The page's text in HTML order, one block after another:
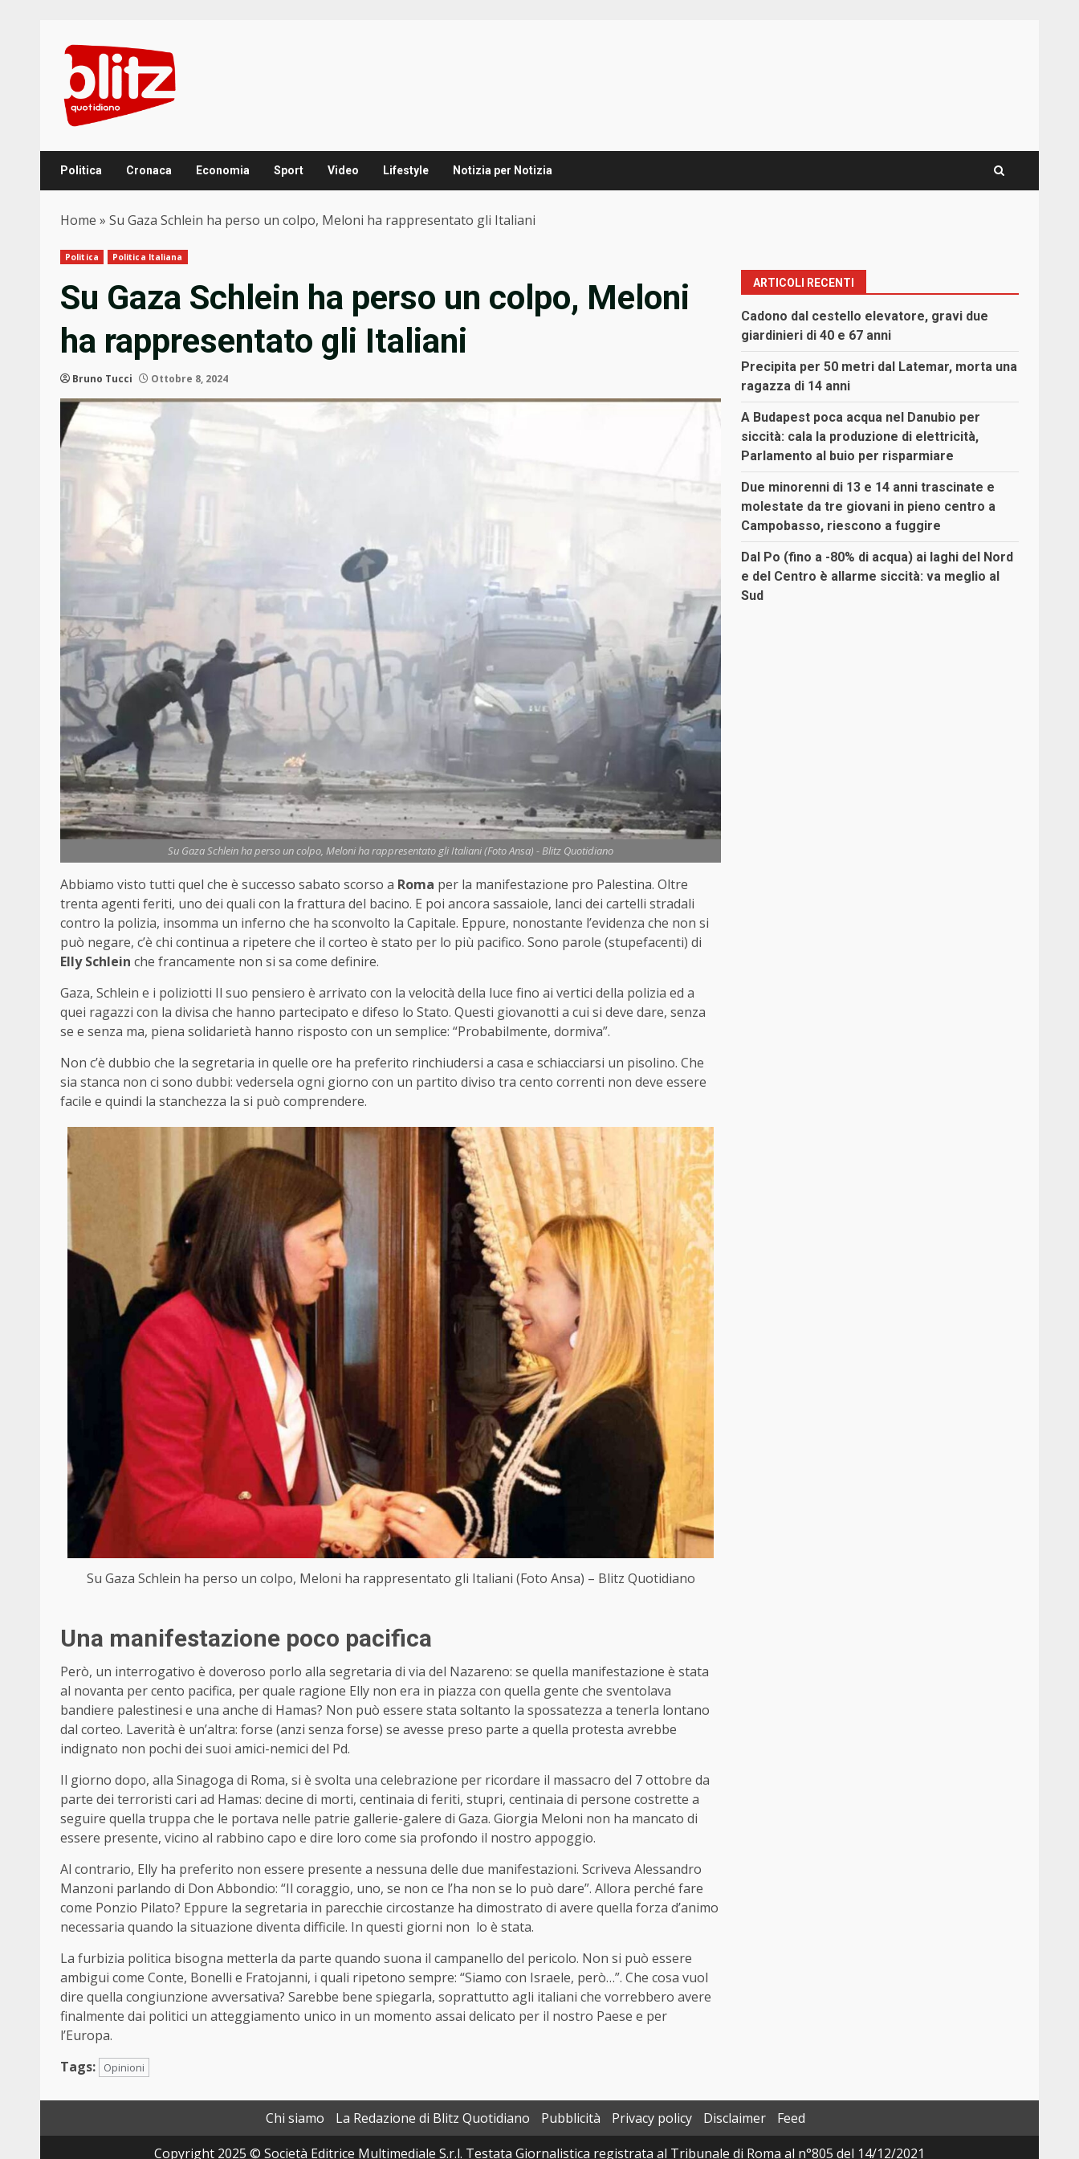
content
Politica Cronaca Economia Sport Video Lifestyle Notizia per Notizia
Home » Su Gaza Schlein ha perso un colpo, Meloni ha rappresentato gli Italiani
Politica Politica Italiana
Su Gaza Schlein ha perso un colpo, Meloni
ha rappresentato gli Italiani
Bruno Tucci Ottobre 8, 2024
Su Gaza Schlein ha perso un colpo, Meloni ha rappresentato gli Italiani (Foto Ansa) - Blitz Quotidiano
Abbiamo visto tutti quel che è successo sabato scorso a Roma per la manifestazione pro Palestina. Oltre
trenta agenti feriti, uno dei quali con la frattura del bacino. E poi ancora sassaiole, lanci dei cartelli stradali
contro la polizia, insomma un inferno che ha sconvolto la Capitale. Eppure, nonostante l’evidenza che non si
può negare, c’è chi continua a ripetere che il corteo è stato per lo più pacifico. Sono parole (stupefacenti) di
Elly Schlein che francamente non si sa come definire.
Gaza, Schlein e i poliziotti Il suo pensiero è arrivato con la velocità della luce fino ai vertici della polizia ed a
quei ragazzi con la divisa che hanno partecipato e difeso lo Stato. Questi giovanotti a cui si deve dare, senza
se e senza ma, piena solidarietà hanno risposto con un semplice: “Probabilmente, dormiva”.
Non c’è dubbio che la segretaria in quelle ore ha preferito rinchiudersi a casa e schiacciarsi un pisolino. Che
sia stanca non ci sono dubbi: vedersela ogni giorno con un partito diviso tra cento correnti non deve essere
facile e quindi la stanchezza la si può comprendere.
Su Gaza Schlein ha perso un colpo, Meloni ha rappresentato gli Italiani (Foto Ansa) – Blitz Quotidiano
Una manifestazione poco pacifica
Però, un interrogativo è doveroso porlo alla segretaria di via del Nazareno: se quella manifestazione è stata
al novanta per cento pacifica, per quale ragione Elly non era in piazza con quella gente che sventolava
bandiere palestinesi e una anche di Hamas? Non può essere stata soltanto la spossatezza a tenerla lontano
dal corteo. Laverità è un’altra: forse (anzi senza forse) se avesse preso parte a quella protesta avrebbe
indignato non pochi dei suoi amici-nemici del Pd.
Il giorno dopo, alla Sinagoga di Roma, si è svolta una celebrazione per ricordare il massacro del 7 ottobre da
parte dei terroristi cari ad Hamas: decine di morti, centinaia di feriti, stupri, centinaia di persone costrette a
seguire quella truppa che le portava nelle patrie gallerie-galere di Gaza. Giorgia Meloni non ha mancato di
essere presente, vicino al rabbino capo e dire loro come sia profondo il nostro appoggio.
Al contrario, Elly ha preferito non essere presente a nessuna delle due manifestazioni. Scriveva Alessandro
Manzoni parlando di Don Abbondio: “Il coraggio, uno, se non ce l’ha non se lo può dare”. Allora perché fare
come Ponzio Pilato? Eppure la segretaria in parecchie circostanze ha dimostrato di avere quella forza d’animo
necessaria quando la situazione diventa difficile. In questi giorni non lo è stata.
La furbizia politica bisogna metterla da parte quando suona il campanello del pericolo. Non si può essere
ambigui come Conte, Bonelli e Fratojanni, i quali ripetono sempre: “Siamo con Israele, però…”. Che cosa vuol
dire quella congiunzione avversativa? Sarebbe bene spiegarla, soprattutto agli italiani che vorrebbero avere
finalmente dai politici un atteggiamento unico in un momento assai delicato per il nostro Paese e per
l’Europa.
Tags:
Opinioni
ARTICOLI RECENTI
Cadono dal cestello elevatore, gravi due
giardinieri di 40 e 67 anni
Precipita per 50 metri dal Latemar, morta una
ragazza di 14 anni
A Budapest poca acqua nel Danubio per
siccità: cala la produzione di elettricità,
Parlamento al buio per risparmiare
Due minorenni di 13 e 14 anni trascinate e
molestate da tre giovani in pieno centro a
Campobasso, riescono a fuggire
Dal Po (fino a -80% di acqua) ai laghi del Nord
e del Centro è allarme siccità: va meglio al
Sud
Chi siamo La Redazione di Blitz Quotidiano Pubblicità Privacy policy Disclaimer
Feed
Copyright 2025 © Società Editrice Multimediale S.r.l. Testata Giornalistica registrata al Tribunale di Roma al n°805 del 14/12/2021